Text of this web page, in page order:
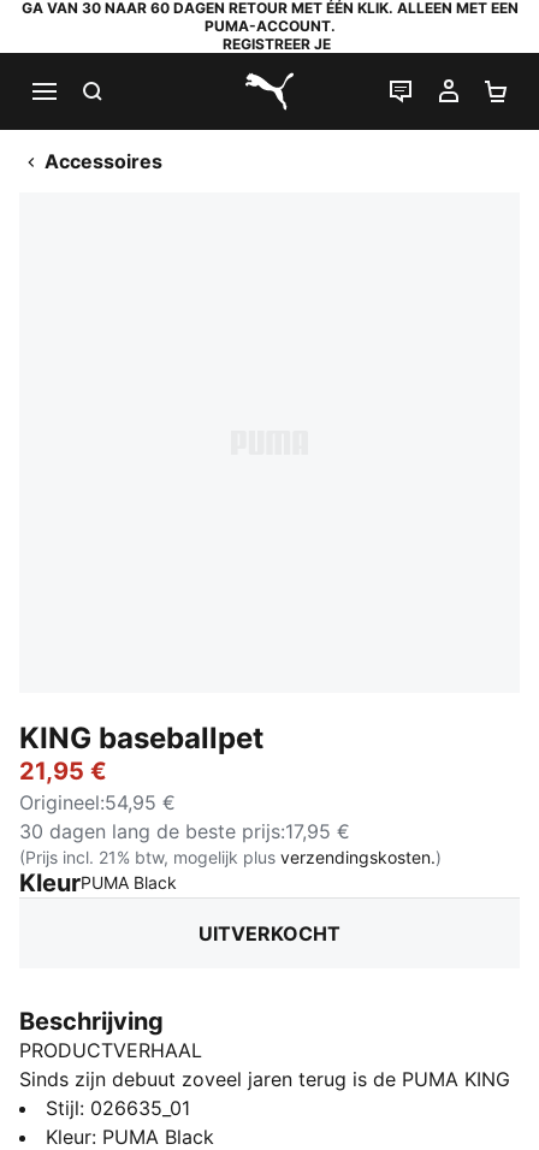
GA VAN 30 NAAR 60 DAGEN RETOUR MET ÉÉN KLIK. ALLEEN MET EEN
PUMA-ACCOUNT.
REGISTREER JE
PUMA.com
LIVE CHAT
MIJN
Accessoires
KING baseballpet
21,95 €
Origineel:54,95 €
30 dagen lang de beste prijs:17,95 €
(Prijs incl. 21% btw, mogelijk plus verzendingskosten.)
KleurPUMA Black
UITVERKOCHT
Beschrijving
PRODUCTVERHAAL
Sinds zijn debuut zoveel jaren terug is de PUMA KING
een staaltje voetbaliconografie van de terracecultuur
gebleven. Deze collectie is diep geworteld in het
Stijl: 026635_01
Kleur: PUMA Black